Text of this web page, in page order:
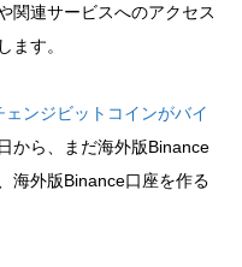
関連サービスへのアクセス
ます。
ンジビットコインがバイ
から、まだ海外版Binance
海外版Binance口座を作る